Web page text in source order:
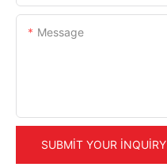
Message
SUBMIT YOUR INQUIRY